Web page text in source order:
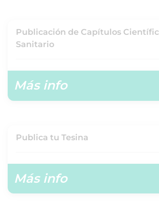
Publicación de Capítulos
Sanitario
Más info
Publica tu Tesina
Más info